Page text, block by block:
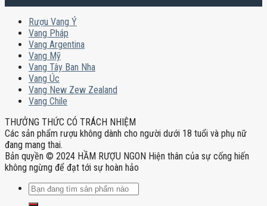
Rượu Vang Ý
Vang Pháp
Vang Argentina
Vang Mỹ
Vang Tây Ban Nha
Vang Úc
Vang New Zew Zealand
Vang Chile
THƯỞNG THỨC CÓ TRÁCH NHIỆM
Các sản phẩm rượu không dành cho người dưới 18 tuổi và phụ nữ
đang mang thai.
Bản quyền © 2024 HẦM RƯỢU NGON Hiện thân của sự cống hiến
không ngừng để đạt tới sự hoàn hảo
Tìm